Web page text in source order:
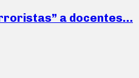
a docentes…